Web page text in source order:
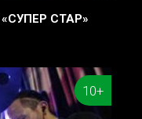
СТАР»
10+